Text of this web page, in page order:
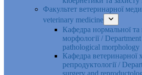
Факультет ветеринарної
veterinary medicine
Кафедра нормальної та
морфології /
pathological morphology
Кафедра ветеринарної
репродуктології /
surgery and